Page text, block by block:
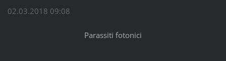
02.03.2018 09:08
Parassiti fotonici